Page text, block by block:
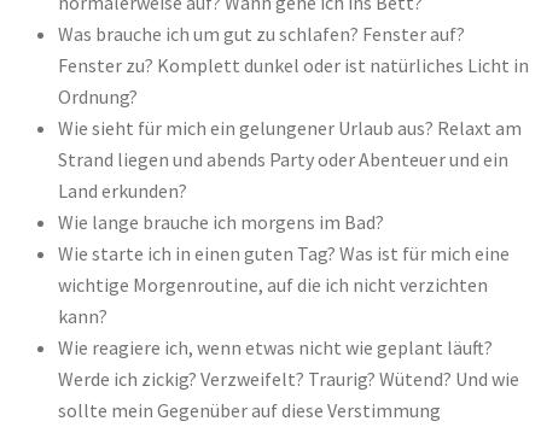
Was brauche ich um gut zu schlafen? Fenster auf?
Fenster zu? Komplett dunkel oder ist natürliches Licht in
Ordnung?
Wie sieht für mich ein gelungener Urlaub aus? Relaxt am
Strand liegen und abends Party oder Abenteuer und ein
Land erkunden?
Wie lange brauche ich morgens im Bad?
Wie starte ich in einen guten Tag? Was ist für mich eine
wichtige Morgenroutine, auf die ich nicht verzichten
kann?
Wie reagiere ich, wenn etwas nicht wie geplant läuft?
Werde ich zickig? Verzweifelt? Traurig? Wütend? Und wie
sollte mein Gegenüber auf diese Verstimmung